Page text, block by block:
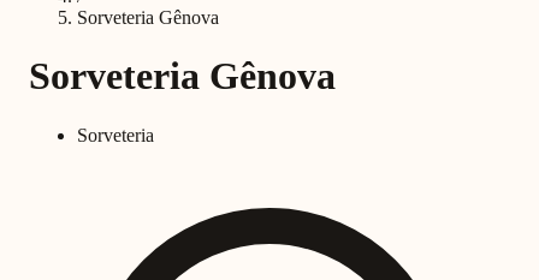
Sorveteria Gênova
Sorveteria Gênova
Sorveteria